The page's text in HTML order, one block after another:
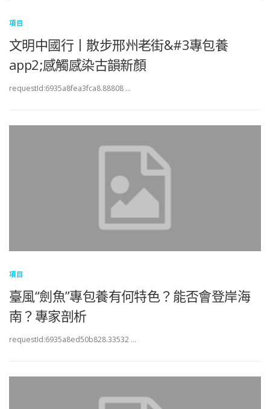
項目
文明中國行丨散步邢州老街&#3專包養
app2;感觸感染古韻新顏
requestId:6935a8fea3fca8.88808 …
項目
臺風“劍魚”專包養有何特色？能否會登岸海
南？專家剖析
requestId:6935a8ed50b828.33532 …